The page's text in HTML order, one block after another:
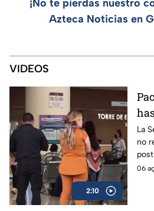
¡No te pierdas nuestro
Azteca Noticias en
VIDEOS
2:10
en
La
no
06